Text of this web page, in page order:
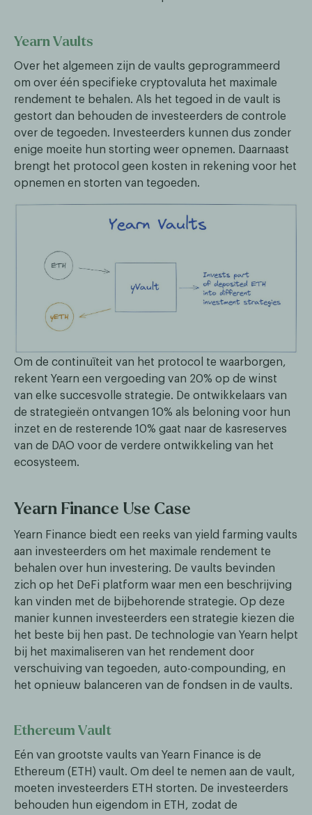
Yearn Vaults
Over het algemeen zijn de vaults geprogrammeerd
om over één specifieke cryptovaluta het maximale
rendement te behalen. Als het tegoed in de vault is
gestort dan behouden de investeerders de controle
over de tegoeden. Investeerders kunnen dus zonder
enige moeite hun storting weer opnemen. Daarnaast
brengt het protocol geen kosten in rekening voor het
opnemen en storten van tegoeden.
Om de continuïteit van het protocol te waarborgen,
rekent Yearn een vergoeding van 20% op de winst
van elke succesvolle strategie. De ontwikkelaars van
de strategieën ontvangen 10% als beloning voor hun
inzet en de resterende 10% gaat naar de kasreserves
van de DAO voor de verdere ontwikkeling van het
ecosysteem.
Yearn Finance Use Case
Yearn Finance biedt een reeks van yield farming vaults
aan investeerders om het maximale rendement te
behalen over hun investering. De vaults bevinden
zich op het DeFi platform waar men een beschrijving
kan vinden met de bijbehorende strategie. Op deze
manier kunnen investeerders een strategie kiezen die
het beste bij hen past. De technologie van Yearn helpt
bij het maximaliseren van het rendement door
verschuiving van tegoeden, auto-compounding, en
het opnieuw balanceren van de fondsen in de vaults.
Ethereum Vault
Eén van grootste vaults van Yearn Finance is de
Ethereum (ETH) vault. Om deel te nemen aan de vault,
moeten investeerders ETH storten. De investeerders
behouden hun eigendom in ETH, zodat de